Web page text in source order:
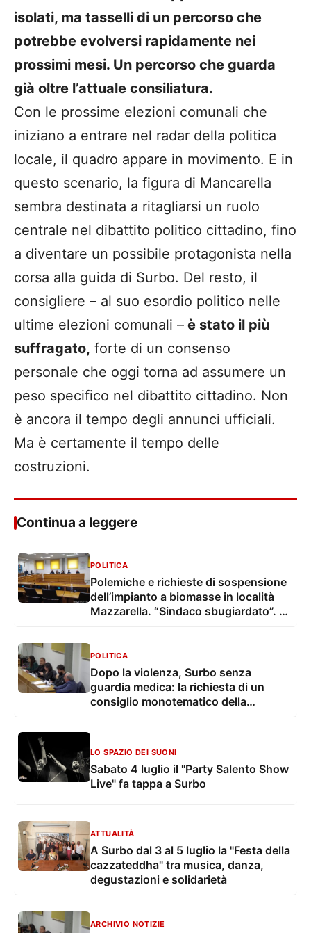
isolati, ma tasselli di un percorso che
potrebbe evolversi rapidamente nei
prossimi mesi. Un percorso che guarda
già oltre l’attuale consiliatura.
Con le prossime elezioni comunali che
iniziano a entrare nel radar della politica
locale, il quadro appare in movimento. E in
questo scenario, la figura di Mancarella
sembra destinata a ritagliarsi un ruolo
centrale nel dibattito politico cittadino, fino
a diventare un possibile protagonista nella
corsa alla guida di Surbo. Del resto, il
consigliere – al suo esordio politico nelle
ultime elezioni comunali – è stato il più
suffragato, forte di un consenso
personale che oggi torna ad assumere un
peso specifico nel dibattito cittadino. Non
è ancora il tempo degli annunci ufficiali.
Ma è certamente il tempo delle
costruzioni.
Continua a leggere
POLITICA
Polemiche e richieste di sospensione
dell’impianto a biomasse in località
Mazzarella. “Sindaco sbugiardato”. La
POLITICA
Dopo la violenza, Surbo senza
guardia medica: la richiesta di un
consiglio monotematico della
LO SPAZIO DEI SUONI
Sabato 4 luglio il "Party Salento Show
Live" fa tappa a Surbo
ATTUALITÀ
A Surbo dal 3 al 5 luglio la "Festa della
cazzateddha" tra musica, danza,
degustazioni e solidarietà
ARCHIVIO NOTIZIE